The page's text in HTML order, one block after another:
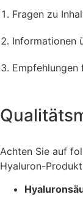
Fragen zu
Informationen
Achten Sie auf
Hyaluron-